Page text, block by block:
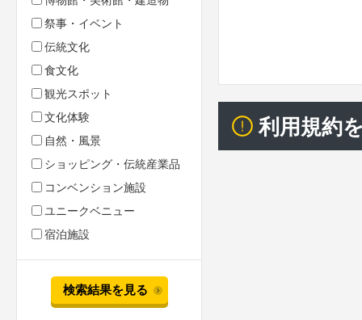
祭事・イベント
伝統文化
食文化
観光スポット
文化体験
自然・風景
ショッピング・伝統産業品
コンベンション施設
ユニークベニュー
宿泊施設
検索結果を見る
利用規約